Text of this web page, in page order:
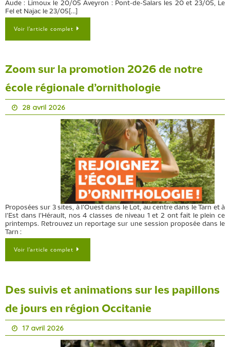
Aude : Limoux le 20/05 Aveyron : Pont-de-Salars les 20 et 23/05, Le
Fel et Najac le 23/05[…]
Voir l’article complet
Zoom sur la promotion 2026 de notre
école régionale d’ornithologie
28 avril 2026
Proposées sur 3 sites, à l’Ouest dans le Lot, au centre dans le Tarn et à
l’Est dans l’Hérault, nos 4 classes de niveau 1 et 2 ont fait le plein ce
printemps. Retrouvez un reportage sur une session proposée dans le
Tarn :
Voir l’article complet
Des suivis et animations sur les papillons
de jours en région Occitanie
17 avril 2026